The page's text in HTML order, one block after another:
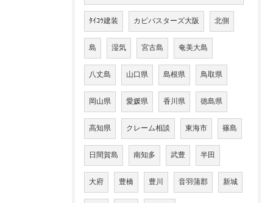
ﾀｲｺｳ建装 カビバスターズ大阪 北側
島 湿気 宮古島 奄美大島
八丈島 山口県 島根県 鳥取県
岡山県 愛媛県 香川県 徳島県
高知県 クレーム相談 東海市 篠島
日間賀島 南知多 武豊 半田
大府 豊橋 豊川 音羽蒲郡 新城